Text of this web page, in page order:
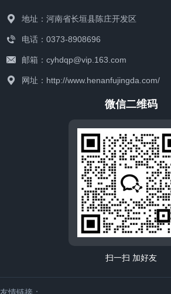
地址：河南省长垣县陈庄开发区
电话：0373-8908696
邮箱：cyhdqp@vip.163.com
网址：http://www.henanfujingda.com/
微信二维码
扫一扫 加好友
友情链接：